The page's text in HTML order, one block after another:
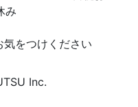
み
をつけください
Inc.